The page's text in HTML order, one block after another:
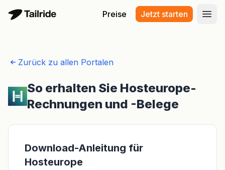
Preise Jetzt starten
Zurück zu allen Portalen
So erhalten Sie Hosteurope-
Rechnungen und -Belege
Download-Anleitung für
Hosteurope